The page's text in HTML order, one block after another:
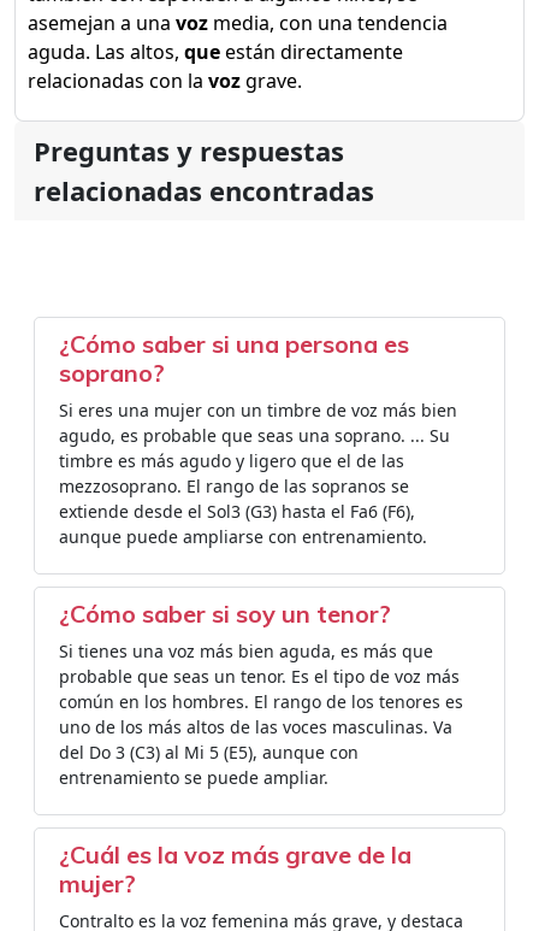
asemejan a una voz media, con una tendencia
aguda. Las altos, queestán directamente
relacionadas con la vozgrave.
Preguntas y respuestas
relacionadas encontradas
¿Cómo saber si una persona es
soprano?
Si eres una mujer con un timbre de voz más bien
agudo, es probable que seas una soprano. ... Su
timbre es más agudo y ligero que el de las
mezzosoprano. El rango de las sopranos se
extiende desde el Sol3 (G3) hasta el Fa6 (F6),
aunque puede ampliarse con entrenamiento.
¿Cómo saber si soy un tenor?
Si tienes una voz más bien aguda, es más que
probable que seas un tenor. Es el tipo de voz más
común en los hombres. El rango de los tenores es
uno de los más altos de las voces masculinas. Va
del Do 3 (C3) al Mi 5 (E5), aunque con
entrenamiento se puede ampliar.
¿Cuál es la voz más grave de la
mujer?
Contralto es la voz femenina más grave,​​ y destaca